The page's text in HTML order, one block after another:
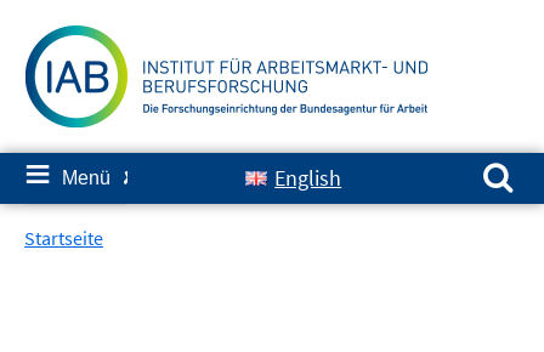
zum
Inhalt
≡ Menü ✘ English
Suchen nach:
Startseite